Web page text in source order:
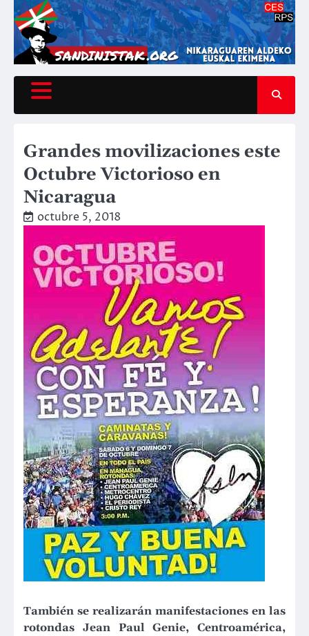
Saltar
contenido
Grandes movilizaciones este
Octubre Victorioso en
Nicaragua
octubre 5, 2018
También se realizarán manifestaciones en las
rotondas Jean Paul Genie, Centroamérica,